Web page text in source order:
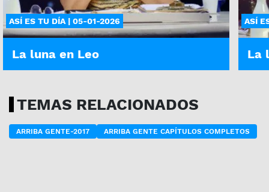
ASÍ ES TU DÍA | 05-01-2026
La luna en Leo
ASÍ
La
TEMAS RELACIONADOS
ARRIBA GENTE-2017 ARRIBA GENTE CAPÍTULOS COMPLETOS